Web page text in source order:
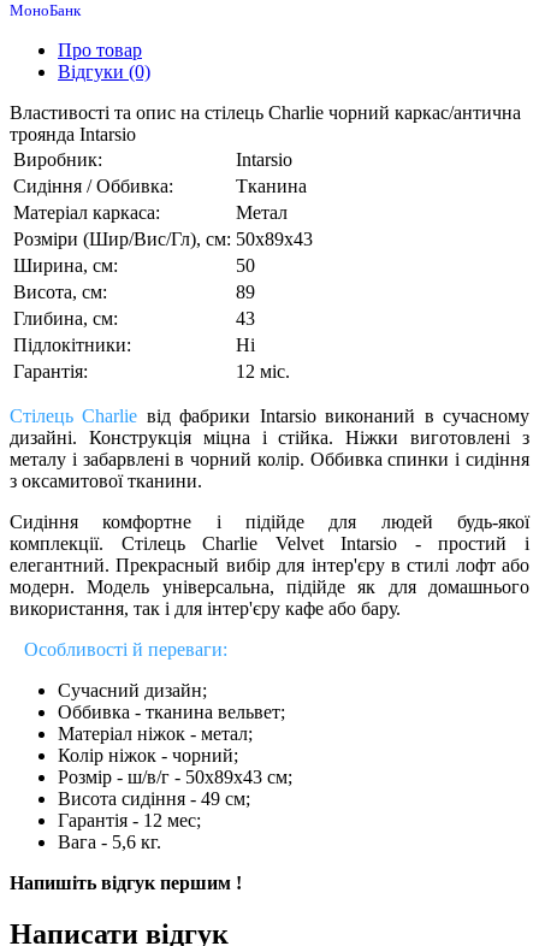
МоноБанк
Про товар
Відгуки (0)
Властивості та опис на стілець Charlie чорний каркас/антична
троянда Intarsio
Виробник:
Intarsio
Сидіння / Оббивка:
Тканина
Матеріал каркаса:
Метал
Розміри (Шир/Вис/Гл), см: 50х89х43
Ширина, см:
50
Висота, см:
89
Глибина, см:
43
Підлокітники:
Ні
Гарантія:
12 міс.
Стілець Charlie від фабрики Intarsio виконаний в сучасному
дизайні. Конструкція міцна і стійка. Ніжки виготовлені з
металу і забарвлені в чорний колір. Оббивка спинки і сидіння
з оксамитової тканини.
Сидіння комфортне і підійде для людей будь-якої
комплекції. Стілець Charlie Velvet Intarsio -
простий і
елегантний. Прекрасный вибір для інтер'єру в стилі лофт або
модерн. Модель універсальна, підійде як для домашнього
використання, так і для інтер'єру кафе або бару.
Особливості й переваги:
Сучасний дизайн;
Оббивка - тканина вельвет;
Матеріал ніжок - метал;
Колір ніжок - чорний;
Розмір - ш/в/г - 50х89х43 см;
Висота сидіння - 49 см;
Гарантія - 12 мес;
Вага - 5,6 кг.
Напишіть відгук першим !
Написати відгук